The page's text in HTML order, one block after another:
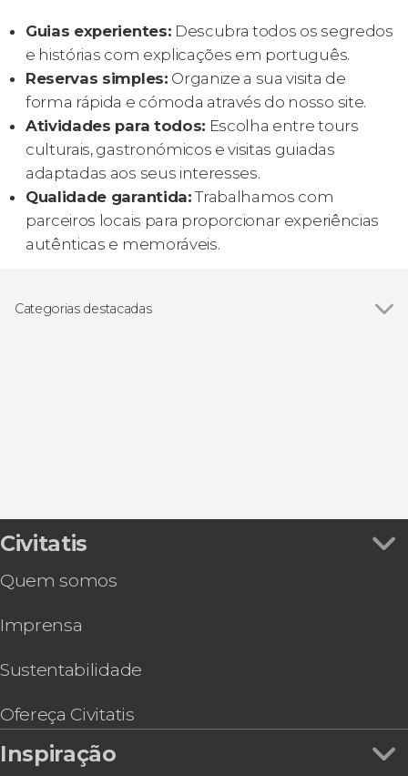
Guias experientes: Descubra todos os segredos
e histórias com explicações em português.
Reservas simples: Organize a sua visita de
forma rápida e cómoda através do nosso site.
Atividades para todos: Escolha entre tours
culturais, gastronómicos e visitas guiadas
adaptadas aos seus interesses.
Qualidade garantida:Trabalhamos com
parceiros locais para proporcionar experiências
autênticas e memoráveis.
Categorias destacadas
Civitatis
Quem somos
Imprensa
Sustentabilidade
Ofereça Civitatis
Inspiração